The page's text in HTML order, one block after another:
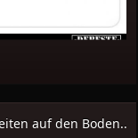
auf den Boden..